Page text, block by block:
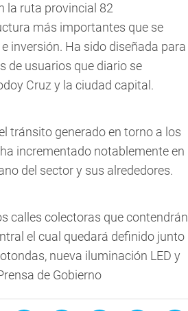
la ruta provincial 82
más importantes que se
inversión. Ha sido diseñada para
de usuarios que diario se
Cruz y la ciudad capital.
tránsito generado en torno a los
incrementado notablemente en
del sector y sus alrededores.
calles colectoras que contendrán
el cual quedará definido junto
nueva iluminación LED y
de Gobierno